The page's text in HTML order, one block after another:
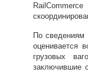
По сведениям
оценивается
грузовых
заключившие